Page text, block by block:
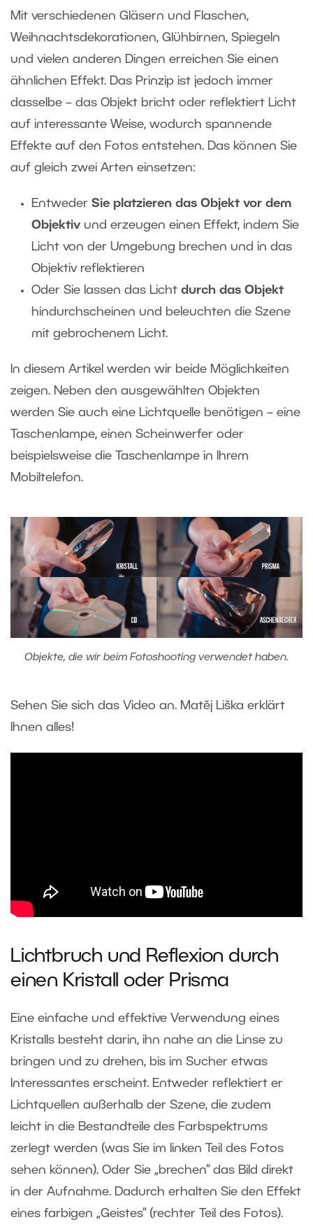
Mit verschiedenen Gläsern und Flaschen,
Weihnachtsdekorationen, Glühbirnen, Spiegeln
und vielen anderen Dingen erreichen Sie einen
ähnlichen Effekt. Das Prinzip ist jedoch immer
dasselbe – das Objekt bricht oder reflektiert Licht
auf interessante Weise, wodurch spannende
Effekte auf den Fotos entstehen. Das können Sie
auf gleich zwei Arten einsetzen:
Entweder Sie platzieren das Objekt vor dem
Objektiv und erzeugen einen Effekt, indem Sie
Licht von der Umgebung brechen und in das
Objektiv reflektieren
Oder Sie lassen das Licht durch das Objekt
hindurchscheinen und beleuchten die Szene
mit gebrochenem Licht.
In diesem Artikel werden wir beide Möglichkeiten
zeigen. Neben den ausgewählten Objekten
werden Sie auch eine Lichtquelle benötigen – eine
Taschenlampe, einen Scheinwerfer oder
beispielsweise die Taschenlampe in Ihrem
Mobiltelefon.
Objekte, die wir beim Fotoshooting verwendet haben.
Sehen Sie sich das Video an. Matěj Liška erklärt
Ihnen alles!
Lichtbruch und Reflexion durch
einen Kristall oder Prisma
Eine einfache und effektive Verwendung eines
Kristalls besteht darin, ihn nahe an die Linse zu
bringen und zu drehen, bis im Sucher etwas
Interessantes erscheint. Entweder reflektiert er
Lichtquellen außerhalb der Szene, die zudem
leicht in die Bestandteile des Farbspektrums
zerlegt werden (was Sie im linken Teil des Fotos
sehen können). Oder Sie „brechen“ das Bild direkt
in der Aufnahme. Dadurch erhalten Sie den Effekt
eines farbigen „Geistes“ (rechter Teil des Fotos).